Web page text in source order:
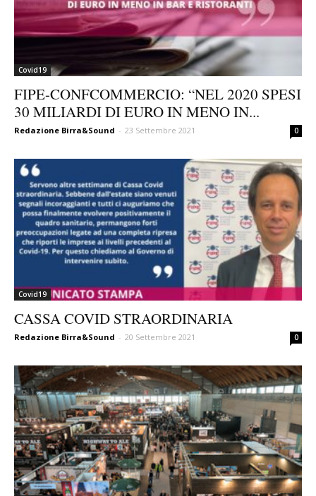
Covid19
FIPE-CONFCOMMERCIO: “NEL 2020 SPESI
30 MILIARDI DI EURO IN MENO IN...
Redazione Birra&Sound - 23 Settembre 2021 0
Covid19
CASSA COVID STRAORDINARIA
Redazione Birra&Sound - 20 Settembre 2021 0